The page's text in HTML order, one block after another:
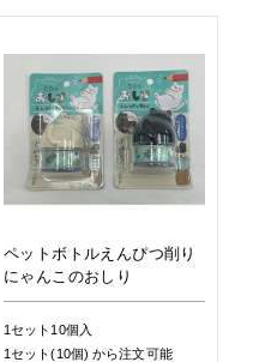
ペットボトルえんぴつ削り
にゃんこのおしり
1セット10個入
1セット(10個)から注文可能